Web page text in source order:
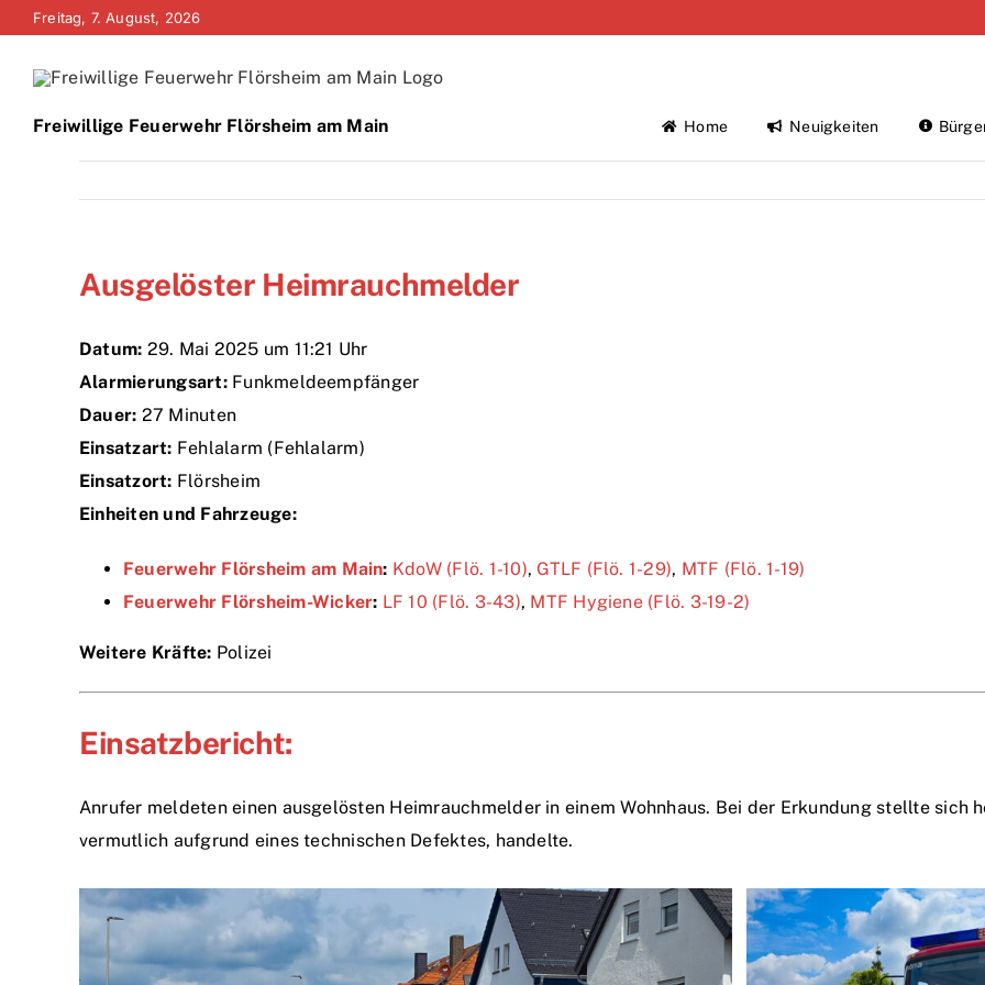
Zum
springen
Freitag, 7. August, 2026
Freiwillige Feuerwehr Flörsheim am Main Home Neuigkeiten
Ausgelöster Heimrauchmelder
Datum: 29. Mai 2025 um 11:21 Uhr
Alarmierungsart:Funkmeldeempfänger
Dauer: 27 Minuten
Einsatzart: Fehlalarm (Fehlalarm)
Einsatzort: Flörsheim
Einheiten und Fahrzeuge:
Feuerwehr Flörsheim am Main: KdoW (Flö. 1-10), GTLF (Flö. 1-29), MTF (Flö. 1-19)
Feuerwehr Flörsheim-Wicker: LF 10 (Flö. 3-43), MTF Hygiene (Flö. 3-19-2)
Weitere Kräfte: Polizei
Einsatzbericht:
Anrufer meldeten einen ausgelösten Heimrauchmelder in einem Wohnhaus. Bei der Erkundung stellte sich
vermutlich aufgrund eines technischen Defektes, handelte.